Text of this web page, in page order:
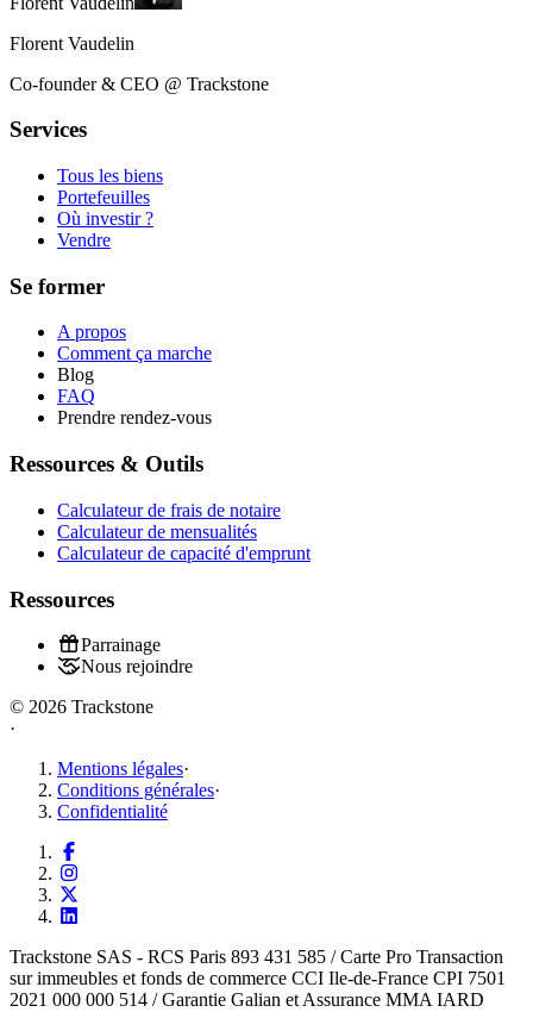
Florent Vaudelin
Co-founder & CEO @ Trackstone
Services
Tous les biens
Portefeuilles
Où investir ?
Vendre
Se former
A propos
Comment ça marche
Blog
FAQ
Prendre rendez-vous
Ressources & Outils
Calculateur de frais de notaire
Calculateur de mensualités
Calculateur de capacité d'emprunt
Ressources
Parrainage
Nous rejoindre
© 2026 Trackstone
·
Mentions légales·
Conditions générales·
Confidentialité
Trackstone SAS - RCS Paris 893 431 585 / Carte Pro Transaction
sur immeubles et fonds de commerce CCI Ile-de-France CPI 7501
2021 000 000 514 / Garantie Galian et Assurance MMA IARD